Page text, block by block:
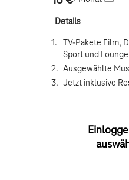
Details
TV-Pakete Film,
Sport und Lounge
Ausgewählte
Jetzt inklusive